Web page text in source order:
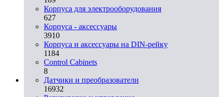
Корпуса для электрооборудования
627
Корпуса - аксессуары
3910
Корпуса и аксессуары на DIN-рейку
1184
Control Cabinets
8
Датчики и преобразователи
16932